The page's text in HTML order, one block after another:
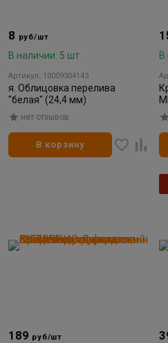
8 руб/шт
В наличии: 5 шт
Артикул: 10009304143
я. Облицовка перелива
"белая" (24,4 мм)
нет отзывов
В корзину
В
мм
189 руб/шт